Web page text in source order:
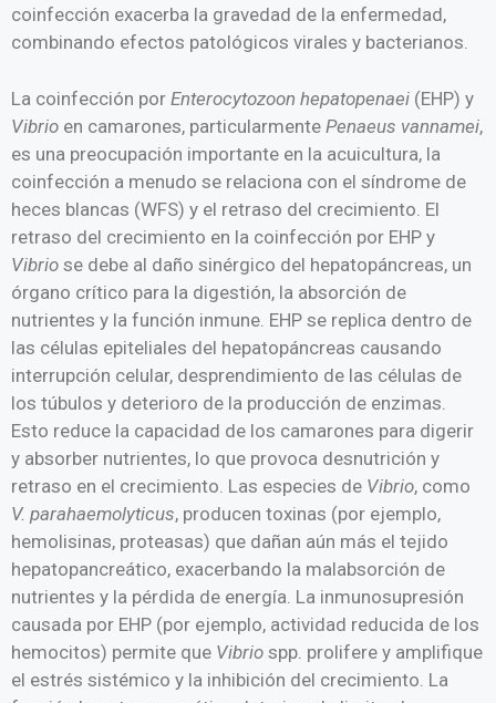
coinfección exacerba la gravedad de la enfermedad,
combinando efectos patológicos virales y bacterianos.
La coinfección por Enterocytozoon hepatopenaei (EHP) y
Vibrio en camarones, particularmente Penaeus vannamei,
es una preocupación importante en la acuicultura, la
coinfección a menudo se relaciona con el síndrome de
heces blancas (WFS) y el retraso del crecimiento. El
retraso del crecimiento en la coinfección por EHP y
Vibrio se debe al daño sinérgico del hepatopáncreas, un
órgano crítico para la digestión, la absorción de
nutrientes y la función inmune. EHP se replica dentro de
las células epiteliales del hepatopáncreas causando
interrupción celular, desprendimiento de las células de
los túbulos y deterioro de la producción de enzimas.
Esto reduce la capacidad de los camarones para digerir
y absorber nutrientes, lo que provoca desnutrición y
retraso en el crecimiento. Las especies de Vibrio, como
V. parahaemolyticus, producen toxinas (por ejemplo,
hemolisinas, proteasas) que dañan aún más el tejido
hepatopancreático, exacerbando la malabsorción de
nutrientes y la pérdida de energía. La inmunosupresión
causada por EHP (por ejemplo, actividad reducida de los
hemocitos) permite que Vibrio spp. prolifere y amplifique
el estrés sistémico y la inhibición del crecimiento. La